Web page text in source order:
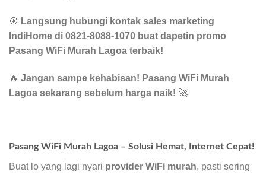
🎯 Langsung hubungi kontak sales marketing
IndiHome di 0821-8088-1070 buat dapetin promo
Pasang WiFi Murah Lagoa terbaik!
🔥 Jangan sampe kehabisan! Pasang WiFi Murah
Lagoa sekarang sebelum harga naik! 🚀
Pasang WiFi Murah Lagoa – Solusi Hemat, Internet Cepat!
Buat lo yang lagi nyari provider WiFi murah, pasti sering